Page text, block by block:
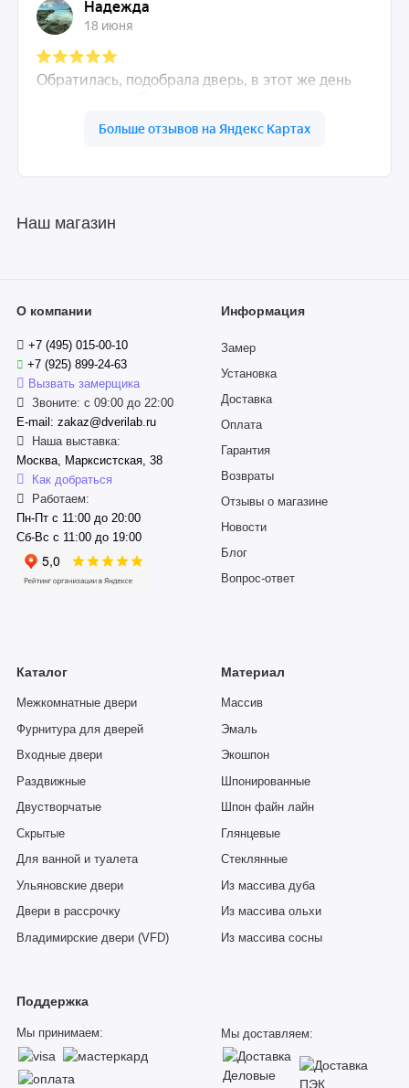
Наш магазин
О компании
+7 (495) 015-00-10
+7 (925) 899-24-63
Вызвать замерщика
Звоните: с 09:00 до 22:00
E-mail: zakaz@dverilab.ru
Наша выставка:
Москва, Марксистская, 38
Как добраться
Работаем:
Пн-Пт с 11:00 до 20:00
Сб-Вс с 11:00 до 19:00
Информация
Замер
Установка
Доставка
Оплата
Гарантия
Возвраты
Отзывы о магазине
Новости
Блог
Вопрос-ответ
Каталог
Межкомнатные двери
Фурнитура для дверей
Входные двери
Раздвижные
Двустворчатые
Скрытые
Для ванной и туалета
Ульяновские двери
Двери в рассрочку
Владимирские двери (VFD)
Материал
Массив
Эмаль
Экошпон
Шпонированные
Шпон файн лайн
Глянцевые
Стеклянные
Из массива дуба
Из массива ольхи
Из массива сосны
Поддержка
Мы принимаем: Мы доставляем: